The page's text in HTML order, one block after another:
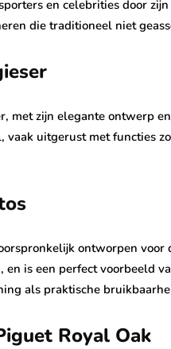
en celebrities door
die traditioneel niet
met zijn elegante ontwerp
vaak uitgerust met functies
ontworpen
en is een perfect voorbeeld
als praktische
Royal Oak